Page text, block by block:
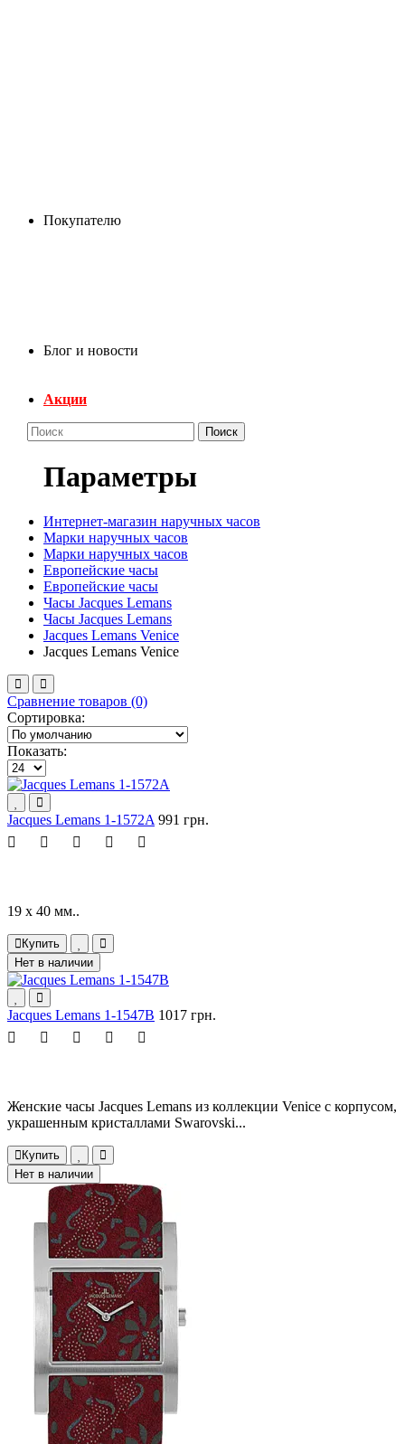
Покупателю
Блог и новости
Акции
Поиск
Параметры
Интернет-магазин наручных часов
Марки наручных часов
Марки наручных часов
Европейские часы
Европейские часы
Часы Jacques Lemans
Часы Jacques Lemans
Jacques Lemans Venice
Jacques Lemans Venice
Сравнение товаров (0)
Сортировка:
Показать:
Jacques Lemans 1-1572A 991 грн.
19 x 40 мм..
Купить
Нет в наличии
Jacques Lemans 1-1547B 1017 грн.
Женские часы Jacques Lemans из коллекции Venice с корпусом,
украшенным кристаллами Swarovski...
Купить
Нет в наличии